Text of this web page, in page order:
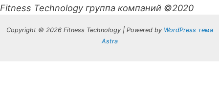
Fitness Technology группа компаний ©2020
Copyright © 2026 Fitness Technology | Powered by WordPress тема
Astra